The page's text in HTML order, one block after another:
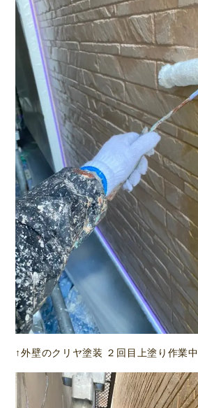
↑外壁のクリヤ塗装 ２回目上塗り作業中